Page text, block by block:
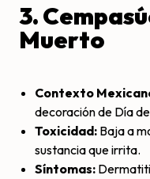
3.
Muerto
Contexto
decoración de Día
Toxicidad: Baja a
sustancia que irrita.
Síntomas: